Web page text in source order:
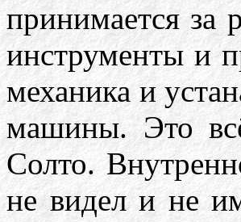
принимается за
инструменты и
механика и
машины. Это
Солто.
не видел и не